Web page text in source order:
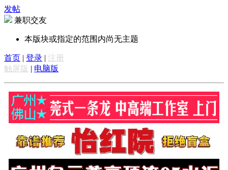
发帖
兼职交友
本版块或指定的范围内尚无主题
首页 | 登录 | 注册
触屏版 | 电脑版